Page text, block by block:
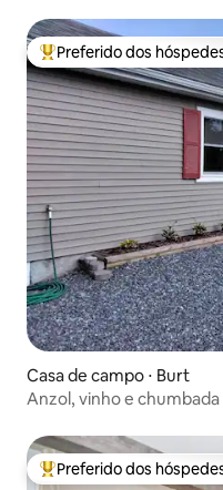
Entre os melhores
Preferido dos
Casa de campo ⋅ Burt
Anzol, vinho e chumbada
Entre os melhores
Preferido dos